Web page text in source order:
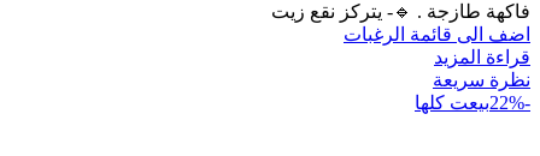
فاكهة طازجة . 🔹️- يتركز نقع زيت
اضف الى قائمة الرغبات
قراءة المزيد
نظرة سريعة
-22%
بيعت كلها